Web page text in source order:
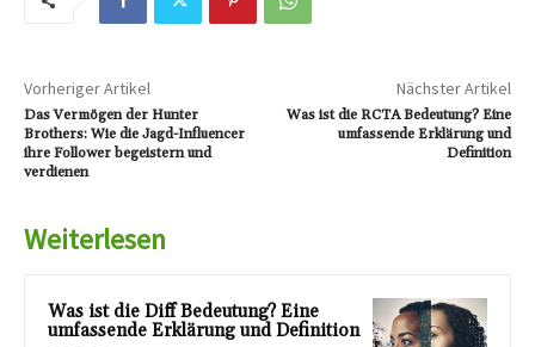
Vorheriger Artikel
Das Vermögen der Hunter
Brothers: Wie die Jagd-Influencer
ihre Follower begeistern und
verdienen
Nächster Artikel
Was ist die RCTA Bedeutung? Eine
umfassende Erklärung und
Definition
Weiterlesen
Was ist die Diff Bedeutung? Eine
umfassende Erklärung und Definition